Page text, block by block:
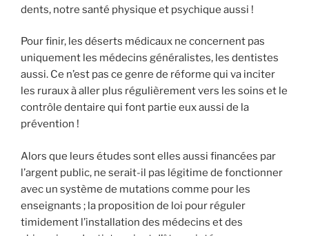
dents, notre santé physique et psychique aussi !
Pour finir, les déserts médicaux ne concernent pas
uniquement les médecins généralistes, les dentistes
aussi. Ce n’est pas ce genre de réforme qui va inciter
les ruraux à aller plus régulièrement vers les soins et le
contrôle dentaire qui font partie eux aussi de la
prévention !
Alors que leurs études sont elles aussi financées par
l’argent public, ne serait-il pas légitime de fonctionner
avec un système de mutations comme pour les
enseignants ; la proposition de loi pour réguler
timidement l’installation des médecins et des